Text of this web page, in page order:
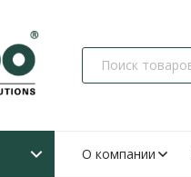
О компании